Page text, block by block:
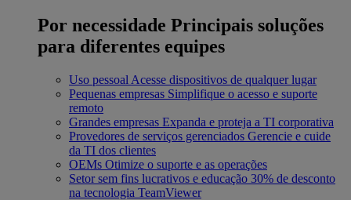
Por necessidade Principais soluções
para diferentes equipes
Uso pessoal Acesse dispositivos de qualquer lugar
Pequenas empresas Simplifique o acesso e suporte
remoto
Grandes empresas Expanda e proteja a TI corporativa
Provedores de serviços gerenciados Gerencie e cuide
da TI dos clientes
OEMs Otimize o suporte e as operações
Setor sem fins lucrativos e educação 30% de desconto
na tecnologia TeamViewer